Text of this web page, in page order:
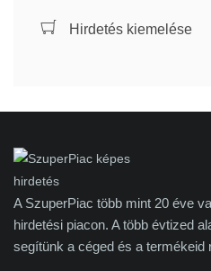
Hirdetés kiemelése
A SzuperPiac több mint 20 éve
hirdetési piacon. A több évtized
segítünk a céged és a termékeid